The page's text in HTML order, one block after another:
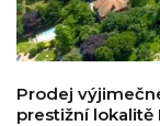
Prodej
prestižní lokalitě